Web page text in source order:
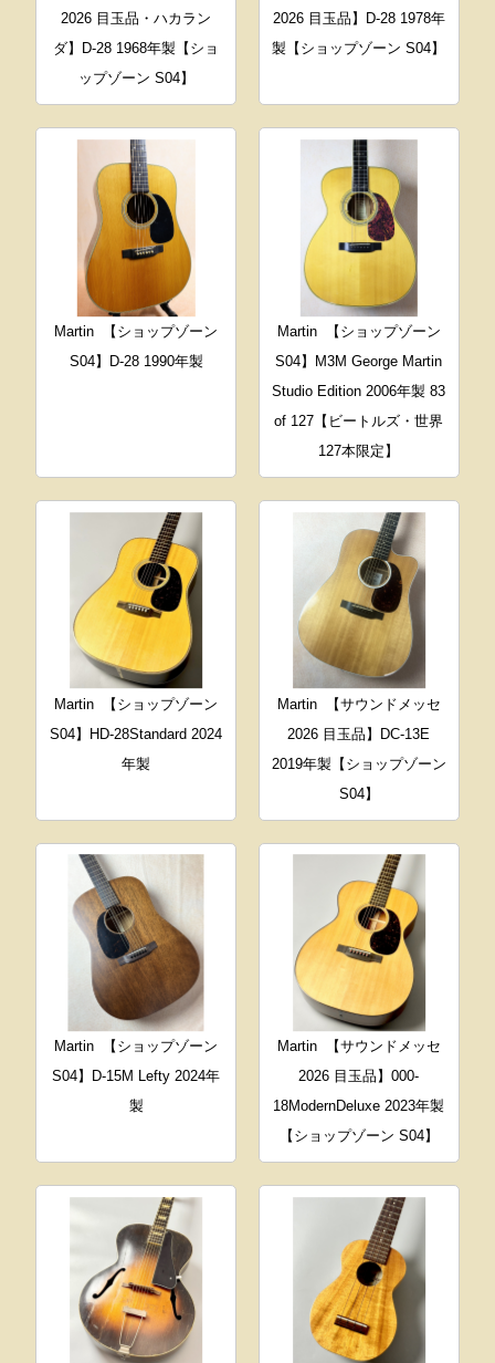
2026 目玉品・ハカラン
ダ】D-28 1968年製【ショ
ップゾーン S04】
2026 目玉品】D-28 1978年
製【ショップゾーン S04】
Martin
【ショップゾーン
S04】D-28 1990年製
Martin
【ショップゾーン
S04】M3M George Martin
Studio Edition 2006年製 83
of 127【ビートルズ・世界
127本限定】
Martin
【ショップゾーン
S04】HD-28Standard 2024
年製
Martin
【サウンドメッセ
2026 目玉品】DC-13E
2019年製【ショップゾーン
S04】
Martin
【ショップゾーン
S04】D-15M Lefty 2024年
製
Martin
【サウンドメッセ
2026 目玉品】000-
18ModernDeluxe 2023年製
【ショップゾーン S04】